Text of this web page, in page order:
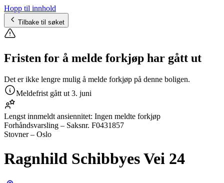
Hopp til innhold
Tilbake til søket
Fristen for å melde forkjøp har gått ut
Det er ikke lengre mulig å melde forkjøp på denne boligen.
Meldefrist gått ut 3. juni
Lengst innmeldt ansiennitet: Ingen meldte forkjøp
Forhåndsvarsling – Saksnr. F0431857
Stovner – Oslo
Ragnhild Schibbyes Vei 24